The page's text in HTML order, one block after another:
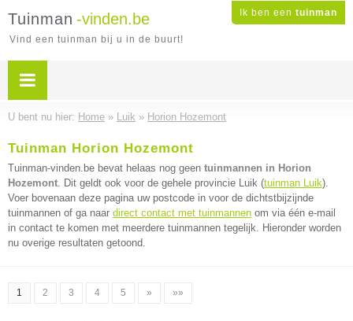
Ik ben een tuinman
Tuinman -vinden.be
Vind een tuinman bij u in de buurt!
U bent nu hier: Home » Luik » Horion Hozemont
Tuinman Horion Hozemont
Tuinman-vinden.be bevat helaas nog geen tuinmannen in Horion
Hozemont. Dit geldt ook voor de gehele provincie Luik (tuinman Luik).
Voer bovenaan deze pagina uw postcode in voor de dichtstbijzijnde
tuinmannen of ga naar direct contact met tuinmannen om via één e-mail
in contact te komen met meerdere tuinmannen tegelijk. Hieronder worden
nu overige resultaten getoond.
1 2 3 4 5 » »»